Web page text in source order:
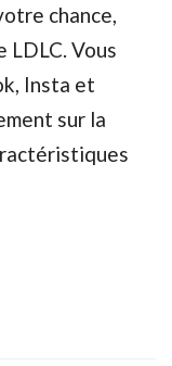
chance,
LDLC. Vous
Insta et
sur la